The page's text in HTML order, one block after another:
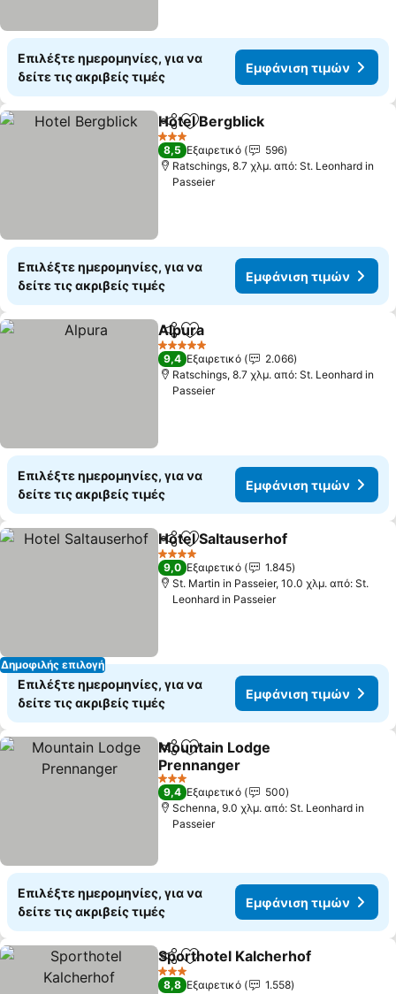
Επιλέξτε ημερομηνίες, για να
δείτε τις ακριβείς τιμές
Εμφάνιση τιμών
Κοινοποίηση
Προσθήκη στα αγαπημένα
Hotel Bergblick
3 Αστέρια
8,5 Εξαιρετικό
596
Ratschings, 8.7 χλμ. από: St. Leonhard in
Passeier
Επιλέξτε ημερομηνίες, για να
δείτε τις ακριβείς τιμές
Εμφάνιση τιμών
Κοινοποίηση
Προσθήκη στα αγαπημένα
Alpura
5 Αστέρια
9,4 Εξαιρετικό
2.066
Ratschings, 8.7 χλμ. από: St. Leonhard in
Passeier
Επιλέξτε ημερομηνίες, για να
δείτε τις ακριβείς τιμές
Εμφάνιση τιμών
Δημοφιλής επιλογή
Κοινοποίηση
Προσθήκη στα αγαπημένα
Hotel Saltauserhof
4 Αστέρια
9,0 Εξαιρετικό
1.845
St. Martin in Passeier, 10.0 χλμ. από: St.
Leonhard in Passeier
Επιλέξτε ημερομηνίες, για να
δείτε τις ακριβείς τιμές
Εμφάνιση τιμών
Κοινοποίηση
Προσθήκη στα αγαπημένα
Mountain Lodge
Prennanger
Εμφάνιση τιμών
3 Αστέρια
9,4 Εξαιρετικό
500
Schenna, 9.0 χλμ. από: St. Leonhard in
Passeier
Επιλέξτε ημερομηνίες, για να
δείτε τις ακριβείς τιμές
Εμφάνιση τιμών
Κοινοποίηση
Προσθήκη στα αγαπημένα
Sporthotel Kalcherhof
3 Αστέρια
8,8 Εξαιρετικό 1.558